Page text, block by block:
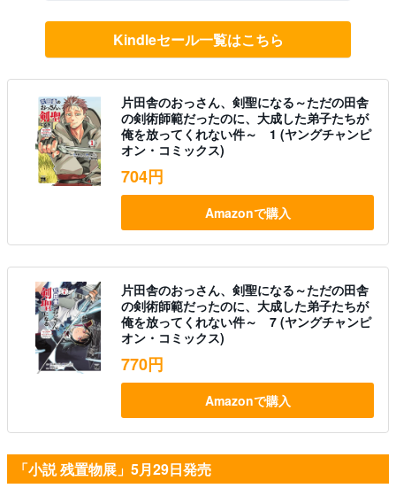
Kindleセール一覧はこちら
片田舎のおっさん、剣聖になる～ただの田舎
の剣術師範だったのに、大成した弟子たちが
俺を放ってくれない件～ 1 (ヤングチャンピ
オン・コミックス)
704円
Amazonで購入
片田舎のおっさん、剣聖になる～ただの田舎
の剣術師範だったのに、大成した弟子たちが
俺を放ってくれない件～ 7 (ヤングチャンピ
オン・コミックス)
770円
Amazonで購入
「小説 残置物展」5月29日発売